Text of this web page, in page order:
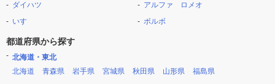
ダイハツ
いすゞ
アルファ ロメオ
ボルボ
都道府県から探す
北海道・東北
北海道
青森県 岩手県 宮城県 秋田県 山形県 福島県